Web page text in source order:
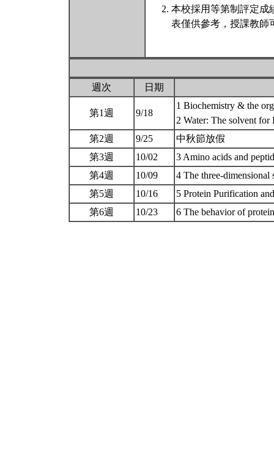
本校採用等第制評定成
表僅供參考，授課教師
週次 日期
第1週 9/18
1 Biochemistry & the
2 Water: The solvent
第2週
9/25
中秋節放假
第3週
10/02
3 Amino acids and
第4週
10/09
4 The three-
第5週
10/16
5 Protein Purification
第6週
10/23 6 The behavior of